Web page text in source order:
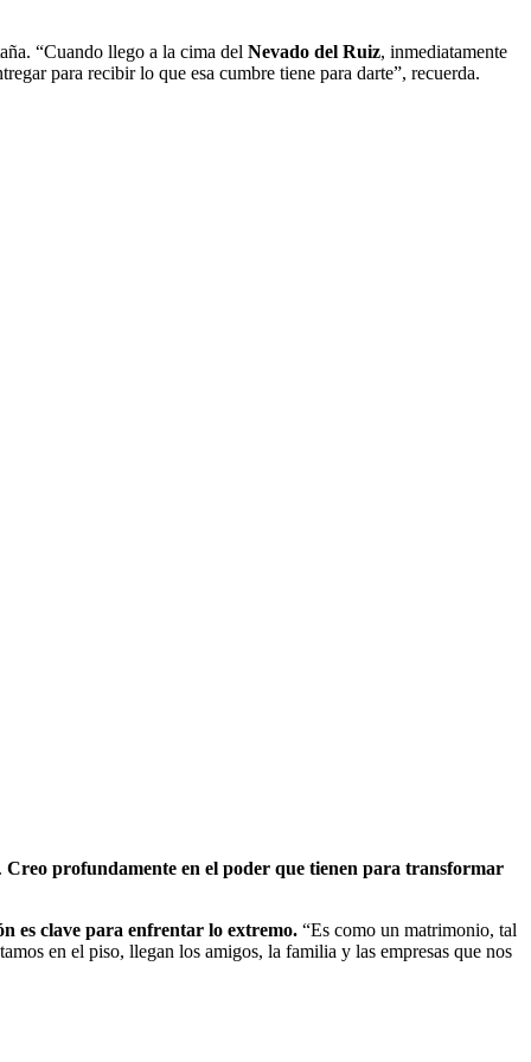
“Cuando llego a la cima del Nevado del Ruiz, inmediatamente
para recibir lo que esa cumbre tiene para darte”, recuerda.
Creo profundamente en el poder que tienen para transformar
es clave para enfrentar lo extremo. “Es como un matrimonio, tal
en el piso, llegan los amigos, la familia y las empresas que nos